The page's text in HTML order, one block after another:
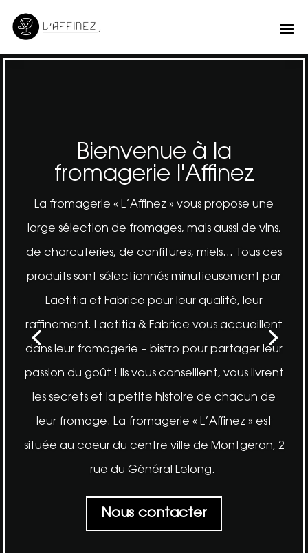
Bienvenue à la
fromagerie l'Affinez
La fromagerie « L’Affinez » vous propose une
large sélection de fromages, mais aussi de vins,
de charcuteries, de confitures, miels… Tous ces
produits sont sélectionnés minutieusement par
Laetitia et Fabrice pour leur qualité, leur
raffinement. Laetitia & Fabrice vous accueillent
dans leur fromagerie – bistro pour partager leur
passion du goût ! Ils vous conseillent, vous livrent
les secrets et la petite histoire de chacun de
leur fromage. La fromagerie « L’Affinez » est
située au coeur du centre ville de Montgeron, 2
rue du Général Lelong.
Nous contacter